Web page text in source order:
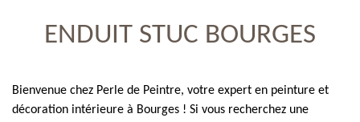
ENDUIT STUC BOURGES
Bienvenue chez Perle de Peintre, votre expert en peinture et
décoration intérieure à Bourges ! Si vous recherchez une